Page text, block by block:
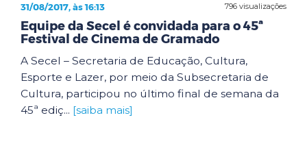
796 visualizações
31/08/2017, às 16:13
Equipe da Secel é convidada para o 45ª
Festival de Cinema de Gramado
A Secel – Secretaria de Educação, Cultura,
Esporte e Lazer, por meio da Subsecretaria de
Cultura, participou no último final de semana da
45ª ediç... [saiba mais]